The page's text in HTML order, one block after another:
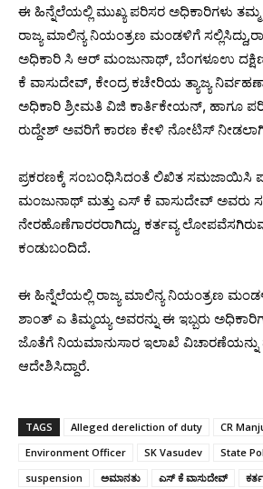
ಈ ಹಿನ್ನೆಲೆಯಲ್ಲಿ ಮುಖ್ಯ ಪರಿಸರ ಅಧಿಕಾರಿಗಳು ತಮ್ಮ
ರಾಜ್ಯ ಮಾಲಿನ್ಯ ನಿಯಂತ್ರಣ ಮಂಡಳಿಗೆ
ಅಧಿಕಾರಿ ಸಿ ಆರ್‌ ಮಂಜುನಾಥ್‌, ಬೆಂಗಳೂಉ
ಕೆ ವಾಸುದೇವ್‌, ಕೇಂದ್ರ ಕಚೇರಿಯ ತ್ಯಾಜ್ಯ
ಅಧಿಕಾರಿ ಶ್ರೀಮತಿ ವಿಜಿ ಕಾರ್ತಿಕೇಯನ್‌, ಹಾಗೂ
ರುದ್ದೇಶ್‌ ಅವರಿಗೆ ಕಾರಣ ಕೇಳಿ ನೋಟಿಸ್‌
ಪ್ರಕರಣಕ್ಕೆ ಸಂಬಂಧಿಸಿದಂತೆ ಲಿಖಿತ ಸಮಜಾಯಿಸಿ
ಮಂಜುನಾಥ್‌ ಮತ್ತು ಎಸ್‌ ಕೆ ವಾಸುದೇವ್‌ ಅವರು
ನೇರಹೊಣೆಗಾರರರಾಗಿದ್ದು, ಕರ್ತವ್ಯ
ಕಂಡುಬಂದಿದೆ.
ಈ ಹಿನ್ನೆಲೆಯಲ್ಲಿ ರಾಜ್ಯ ಮಾಲಿನ್ಯ ನಿಯಂತ್ರಣ
ಶಾಂತ್‌ ಎ ತಿಮ್ಮಯ್ಯ ಅವರನ್ನು ಈ ಇಬ್ಬರು
ಜೊತೆಗೆ ನಿಯಮಾನುಸಾರ ಇಲಾಖೆ ವಿಚಾರಣೆಯನ್ನು
ಆದೇಶಿಸಿದ್ದಾರೆ.
TAGS Alleged dereliction of duty
CR
Environment Officer
SK Vasudev
State
suspension
ಅಮಾನತು ಎಸ್‌ ಕೆ ವಾಸುದೇವ್‌